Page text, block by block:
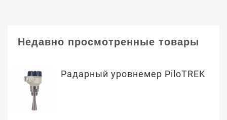
Недавно просмотренные товары
Радарный уровнемер PiloTREK